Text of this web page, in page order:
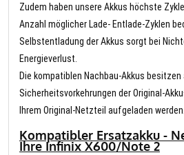
Zudem haben unsere Akkus höchste
Anzahl möglicher Lade- Entlade-Zyklen
Selbstentladung der Akkus sorgt bei
Energieverlust.
Die kompatiblen Nachbau-Akkus
Sicherheitsvorkehrungen der Original-
Ihrem Original-Netzteil aufgeladen werden.
Kompatibler Ersatzakku -
Ihre Infinix X600/Note 2